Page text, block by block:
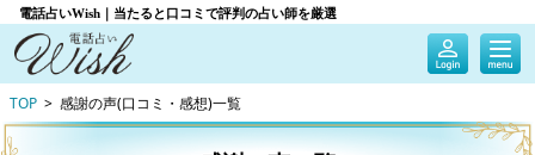
電話占いWish｜当たると口コミで評判の占い師を厳選
TOP 感謝の声(口コミ・感想)一覧